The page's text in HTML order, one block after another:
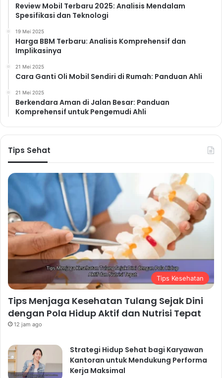
Review Mobil Terbaru 2025: Analisis Mendalam
Spesifikasi dan Teknologi
19 Mei 2025
Harga BBM Terbaru: Analisis Komprehensif dan
Implikasinya
21 Mei 2025
Cara Ganti Oli Mobil Sendiri di Rumah: Panduan Ahli
21 Mei 2025
Berkendara Aman di Jalan Besar: Panduan
Komprehensif untuk Pengemudi Ahli
Tips Sehat
Tips Kesehatan
Tips Menjaga Kesehatan Tulang Sejak Dini
dengan Pola Hidup Aktif dan Nutrisi Tepat
12 jam ago
Strategi Hidup Sehat bagi Karyawan
Kantoran untuk Mendukung Performa
Kerja Maksimal